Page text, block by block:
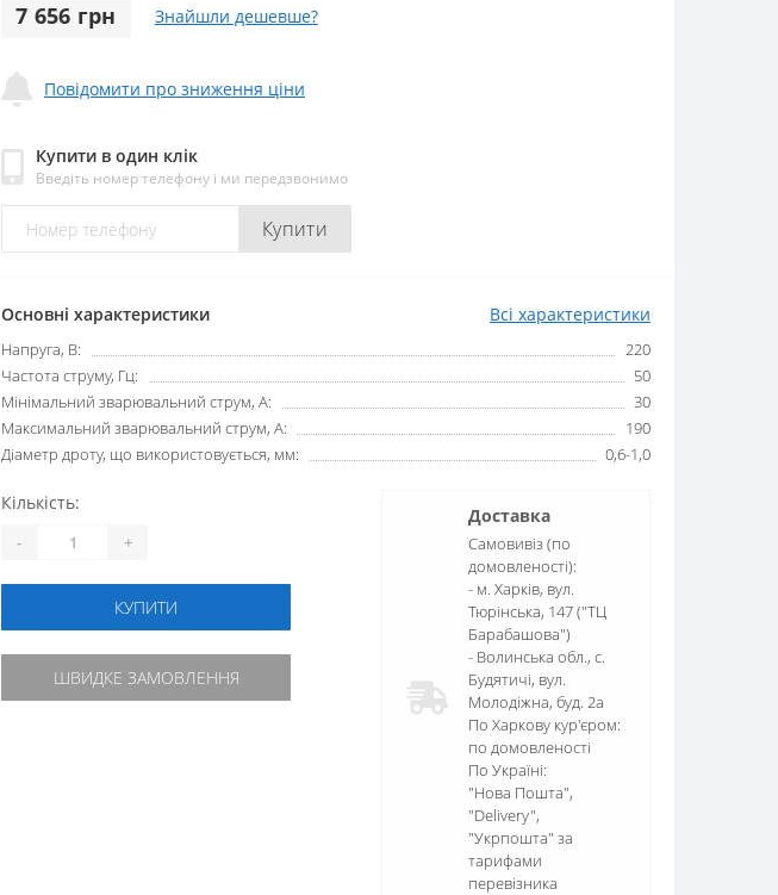
7 656 грн Знайшли дешевше?
Повідомити про зниження ціни
Купити в один клік
Введіть номер телефону і ми передзвонимо
Купити
Основні характеристики Всі характеристики
Напруга, В:
220
Частота струму, Гц:
50
Мінімальний зварювальний струм, А:
30
Максимальний зварювальний струм, А:
190
Діаметр дроту, що використовується, мм:
0,6-1,0
Кількість:
- +
КУПИТИ
ШВИДКЕ ЗАМОВЛЕННЯ
Доставка
Самовивіз (по
домовленості):
- м. Харків, вул.
Тюрінська, 147 ("ТЦ
Барабашова")
- Волинська обл., c.
Будятичі, вул.
Молодіжна, буд. 2а
По Харкову кур'єром:
по домовленості
По Україні:
"Нова Пошта",
"Delivery",
"Укрпошта" за
тарифами
перевізника